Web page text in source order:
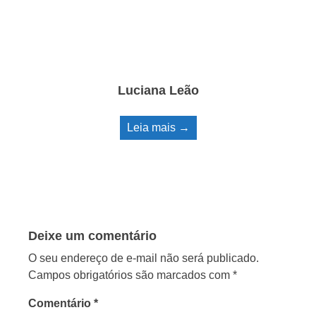
Luciana Leão
Leia mais →
Deixe um comentário
O seu endereço de e-mail não será publicado.
Campos obrigatórios são marcados com *
Comentário *